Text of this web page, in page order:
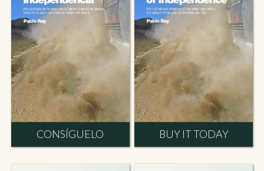
CONSÍGUELO BUY IT TODAY